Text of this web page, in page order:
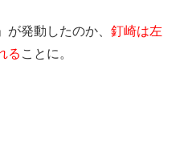
発動したのか、 釘崎は左
る ことに。